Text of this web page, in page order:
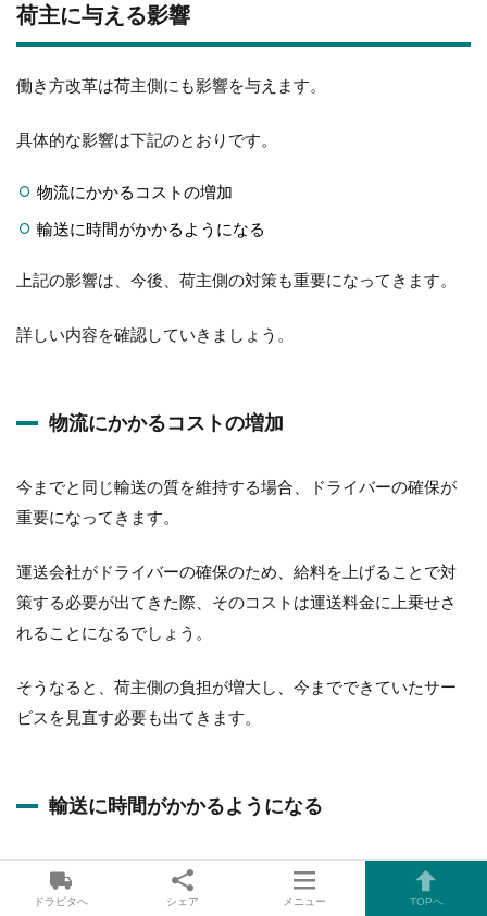
荷主に与える影響
働き方改革は荷主側にも影響を与えます。
具体的な影響は下記のとおりです。
物流にかかるコストの増加
輸送に時間がかかるようになる
上記の影響は、今後、荷主側の対策も重要になってきます。
詳しい内容を確認していきましょう。
物流にかかるコストの増加
今までと同じ輸送の質を維持する場合、ドライバーの確保が
重要になってきます。
運送会社がドライバーの確保のため、給料を上げることで対
策する必要が出てきた際、そのコストは運送料金に上乗せさ
れることになるでしょう。
そうなると、荷主側の負担が増大し、今までできていたサー
ビスを見直す必要も出てきます。
輸送に時間がかかるようになる
働き方改革によって、ドライバーの労働時間の制限や休憩時
間の確保のために、今までできていた短期間での配送が困難
ドラピタへ シェア メニュー TOPへ